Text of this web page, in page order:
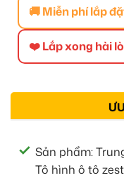
🚚 Miễn phí lắp
❤️ Lắp xong hài
Sản phẩm:
Tô hình ô tô